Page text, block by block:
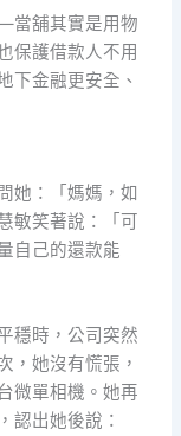
當舖其實是用物
保護借款人不用
下金融更安全、
她：「媽媽，如
敏笑著說：「可
自己的還款能
穩時，公司突然
，她沒有慌張，
微單相機。她再
認出她後說：